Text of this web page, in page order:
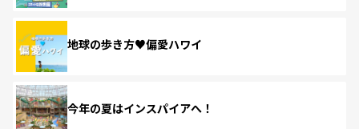
地球の歩き方♥偏愛ハワイ
今年の夏はインスパイアへ！